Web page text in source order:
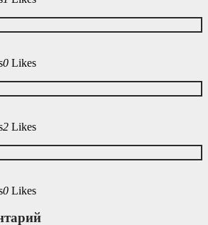
0 Likes
2 Likes
0 Likes